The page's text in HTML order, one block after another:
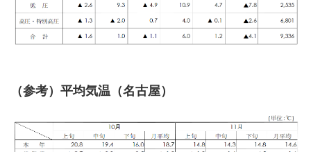
（参考）平均気温（名古屋）